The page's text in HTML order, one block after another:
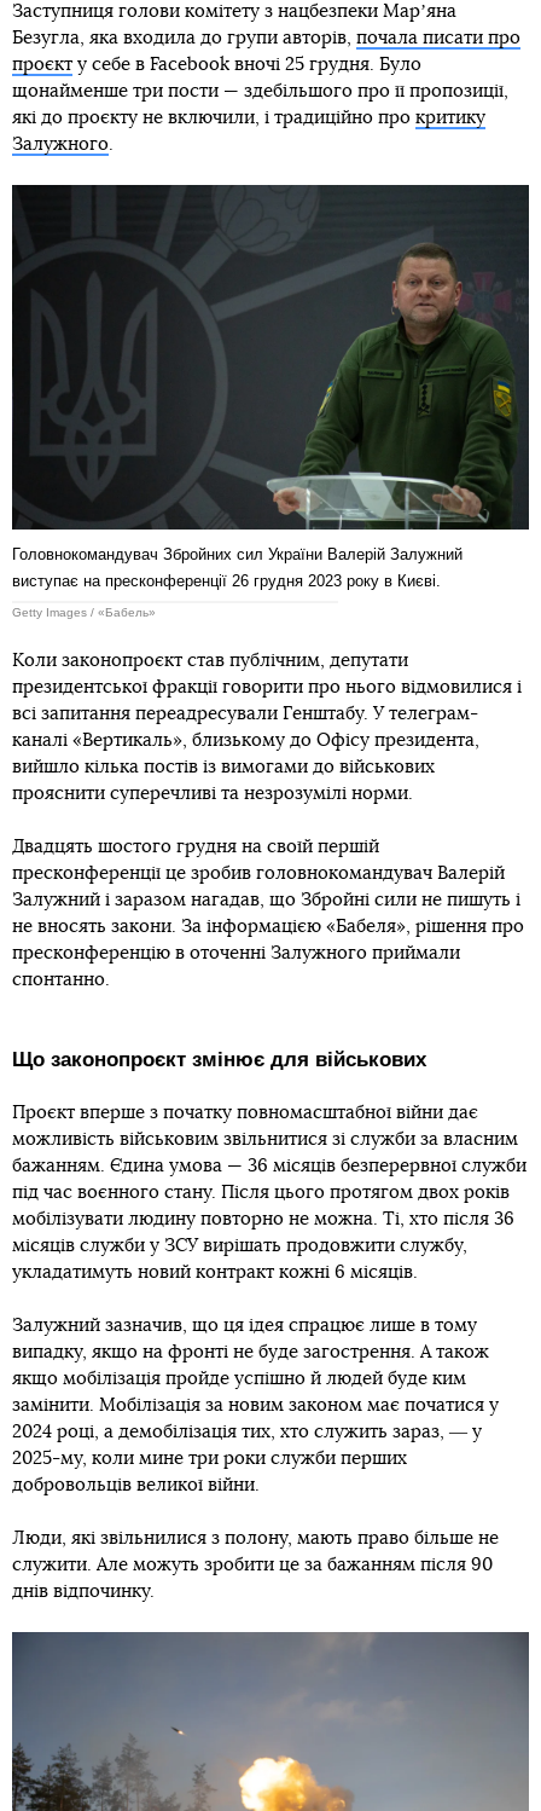
Заступниця голови комітету з нацбезпеки Марʼяна
Безугла, яка входила до групи авторів, почала писати про
проєкт у себе в Facebook вночі 25 грудня. Було
щонайменше три пости — здебільшого про її пропозиції,
які до проєкту не включили, і традиційно про критику
Залужного
Головнокомандувач Збройних сил України Валерій Залужний
виступає на пресконференції 26 грудня 2023 року в Києві.
Getty Images / «Бабель»
Коли законопроєкт став публічним, депутати
президентської фракції говорити про нього відмовилися і
всі запитання переадресували Генштабу. У телеграм-
каналі «Вертикаль», близькому до Офісу президента,
вийшло кілька постів із вимогами до військових
прояснити суперечливі та незрозумілі норми.
Двадцять шостого грудня на своїй першій
пресконференції це зробив головнокомандувач Валерій
Залужний і заразом нагадав, що Збройні сили не пишуть і
не вносять закони. За інформацією «Бабеля», рішення про
пресконференцію в оточенні Залужного приймали
спонтанно.
Що законопроєкт змінює для військових
Проєкт вперше з початку повномасштабної війни дає
можливість військовим звільнитися зі служби за власним
бажанням. Єдина умова — 36 місяців безперервної служби
під час воєнного стану. Після цього протягом двох років
мобілізувати людину повторно не можна. Ті, хто після 36
місяців служби у ЗСУ вирішать продовжити службу,
укладатимуть новий контракт кожні 6 місяців.
Залужний зазначив, що ця ідея спрацює лише в тому
випадку, якщо на фронті не буде загострення. А також
якщо мобілізація пройде успішно й людей буде ким
замінити. Мобілізація за новим законом має початися у
2024 році, а демобілізація тих, хто служить зараз, ― у
2025-му, коли мине три роки служби перших
добровольців великої війни.
Люди, які звільнилися з полону, мають право більше не
служити. Але можуть зробити це за бажанням після 90
днів відпочинку.